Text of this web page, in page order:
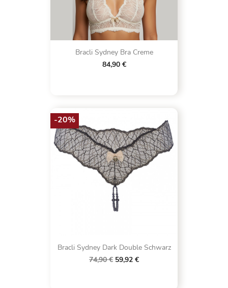
Bracli Sydney Bra Creme
84,90 €
Bracli Sydney Dark Double Schwarz
74,90 € 59,92 €
-20%